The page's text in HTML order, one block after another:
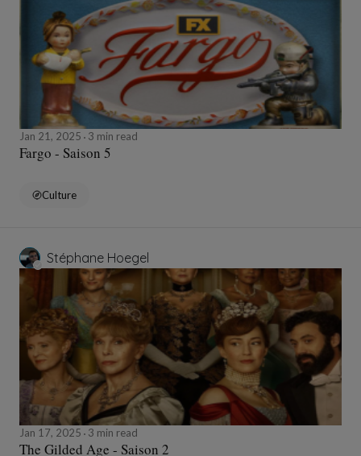
Jan 21, 2025 3 min read
Fargo - Saison 5
Culture
Stéphane Hoegel
Jan 17, 2025 3 min read
The Gilded Age - Saison 2